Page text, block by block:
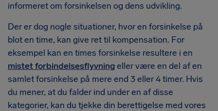
informeret om forsinkelsen og dens udvikling.
Der er dog nogle situationer, hvor en forsinkelse på
blot en time, kan give ret til kompensation. For
eksempel kan en times forsinkelse resultere i en
mistet forbindelsesflyvningeller være en del af en
samlet forsinkelse på mere end 3 eller 4 timer. Hvis
du mener, at du falder ind under en af ​​disse
kategorier, kan du tjekke din berettigelse med vores